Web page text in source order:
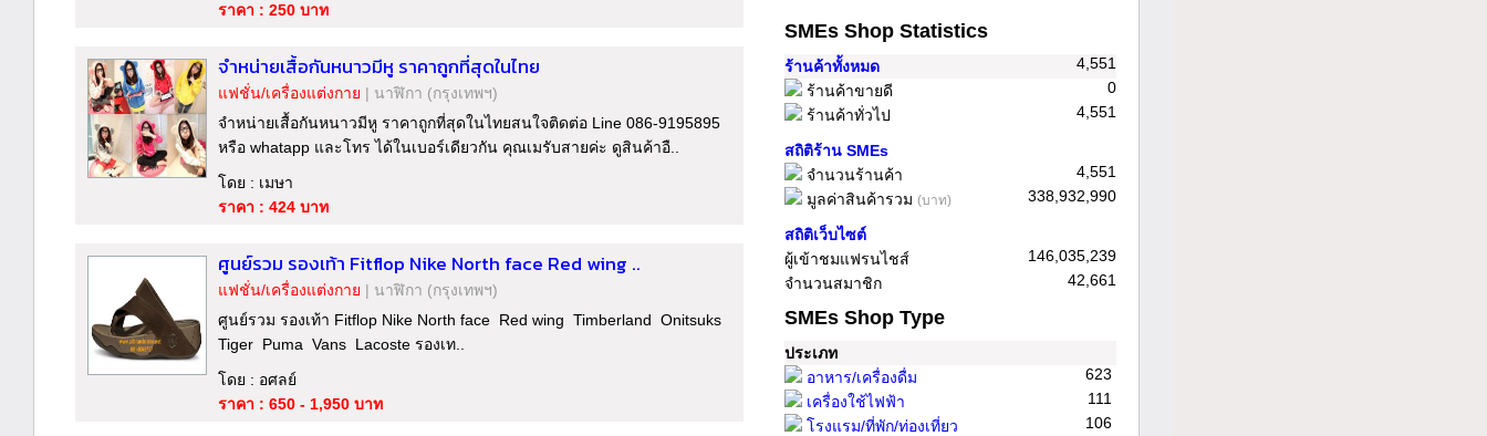
ราคา : 250 บาท
จำหน่ายเสื้อกันหนาวมีหู ราคาถูกที่สุดในไทย
แฟชั่น/เครื่องแต่งกาย | นาฬิกา (กรุงเทพฯ)
จำหน่ายเสื้อกันหนาวมีหู ราคาถูกที่สุดในไทยสนใจติดต่อ Line 086-9195895
หรือ whatapp และโทร ได้ในเบอร์เดียวกัน คุณเมรับสายค่ะ ดูสินค้าอื..
โดย : เมษา
ราคา : 424 บาท
ศูนย์รวม รองเท้า Fitflop Nike North face Red wing ..
แฟชั่น/เครื่องแต่งกาย | นาฬิกา (กรุงเทพฯ)
ศูนย์รวม รองเท้า Fitflop Nike North face Red wing Timberland Onitsuks
Tiger Puma Vans Lacoste รองเท..
โดย : อศลย์
ราคา : 650 - 1,950 บาท
SMEs Shop Statistics
ร้านค้าทั้งหมด
4,551
ร้านค้าขายดี
0
ร้านค้าทั่วไป
4,551
สถิติร้าน SMEs
จำนวนร้านค้า
4,551
มูลค่าสินค้ารวม (บาท) 338,932,990
สถิติเว็บไซต์
ผู้เข้าชมแฟรนไชส์
146,035,239
จำนวนสมาชิก
42,661
SMEs Shop Type
ประเภท
อาหาร/เครื่องดื่ม
623
เครื่องใช้ไฟฟ้า
111
โรงแรม/ที่พัก/ท่องเที่ยว
106